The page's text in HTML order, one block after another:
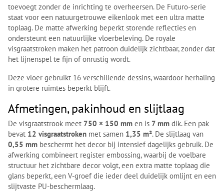
toevoegt zonder de inrichting te overheersen. De Futuro-serie
staat voor een natuurgetrouwe eikenlook met een ultra matte
toplaag. De matte afwerking beperkt storende reflecties en
ondersteunt een natuurlijke vloerbeleving. De royale
visgraatstroken maken het patroon duidelijk zichtbaar, zonder dat
het lijnenspel te fijn of onrustig wordt.
Deze vloer gebruikt 16 verschillende dessins, waardoor herhaling
in grotere ruimtes beperkt blijft.
Afmetingen, pakinhoud en slijtlaag
De visgraatstrook meet 750 × 150 mm en is 7 mm dik. Een pak
bevat 12 visgraatstroken met samen 1,35 m². De slijtlaag van
0,55 mm beschermt het decor bij intensief dagelijks gebruik. De
afwerking combineert register embossing, waarbij de voelbare
structuur het zichtbare decor volgt, een extra matte toplaag die
glans beperkt, een V-groef die ieder deel duidelijk omlijnt en een
slijtvaste PU-beschermlaag.